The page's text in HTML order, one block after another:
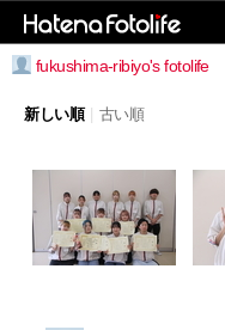
fukushima-ribiyo's fotolife
新しい順 古い順